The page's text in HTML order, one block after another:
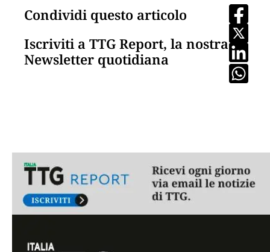
Condividi questo articolo
Iscriviti a TTG Report, la nostra
Newsletter quotidiana